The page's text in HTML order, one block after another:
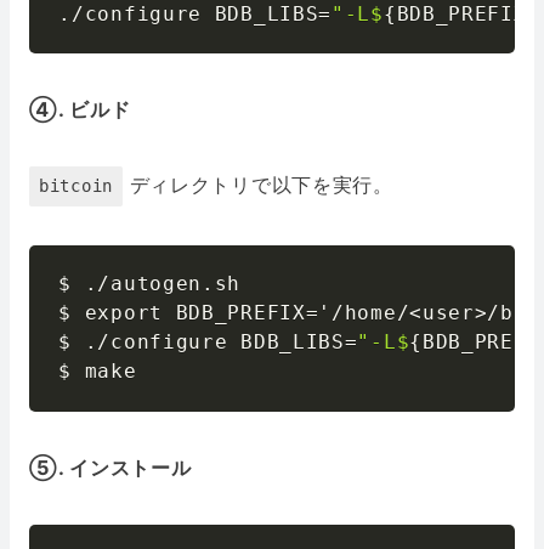
./configure BDB_LIBS= "-L${ BDB_PREFIX
④. ビルド
bitcoin ディレクトリで以下を実行。
$ ./autogen.sh
$ export BDB_PREFIX= '/home/<user>/
$ ./configure BDB_LIBS="-L${
$ make
⑤. インストール